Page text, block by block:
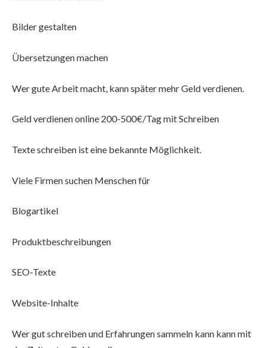
Bilder gestalten
Übersetzungen machen
Wer gute Arbeit macht, kann später mehr Geld verdienen.
Geld verdienen online 200-500€/Tag mit Schreiben
Texte schreiben ist eine bekannte Möglichkeit.
Viele Firmen suchen Menschen für
Blogartikel
Produktbeschreibungen
SEO-Texte
Website-Inhalte
Wer gut schreiben und Erfahrungen sammeln kann kann mit